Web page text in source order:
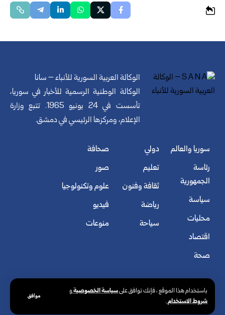
باستخدام هذا الموقع ، فإنك توافق علىسياسة الخصوصيةو
شروط الاستخدام.
موافق
الوكالة العربية السورية للأنباء – سانا
الوكالة الوطنية الرسمية للأخبار في سوريا،
تأسست في 24 يونيو 1965. تتبع وزارة
الإعلام، ومركزها الرئيسي في دمشق.
سوريا والعالم
رئاسة
الجمهورية
سياسة
محليات
اقتصاد
صحة
دولي
تعليم
ثقافة وفنون
رياضة
سياحة
صحافة
صور
علوم وتكنولوجيا
فيديو
منوعات
© الوكالة العربية السورية للأنباء. كافة الحقوق محفوظة.